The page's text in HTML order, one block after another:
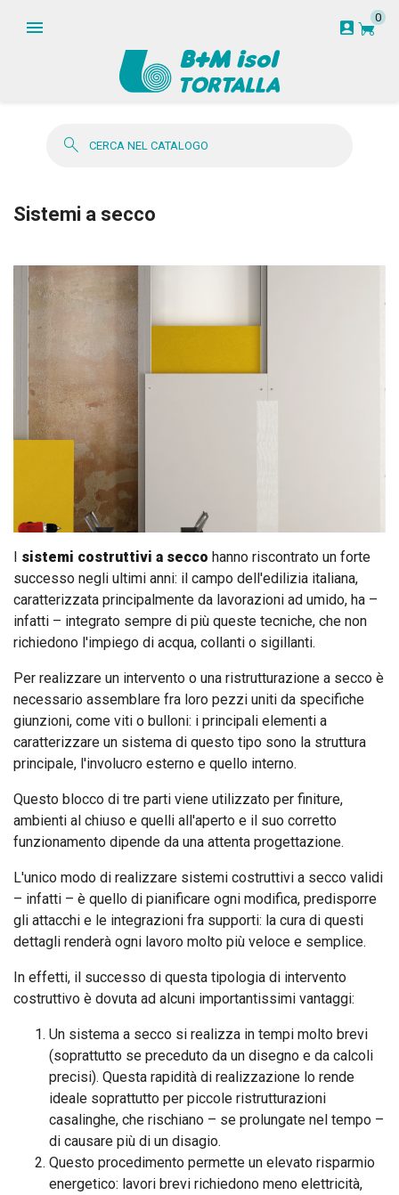
account_box garden_cart0
search
Sistemi a secco
I sistemi costruttivi a secco hanno riscontrato un forte
successo negli ultimi anni: il campo dell'edilizia italiana,
caratterizzata principalmente da lavorazioni ad umido, ha –
infatti – integrato sempre di più queste tecniche, che non
richiedono l'impiego di acqua, collanti o sigillanti.
Per realizzare un intervento o una ristrutturazione a secco è
necessario assemblare fra loro pezzi uniti da specifiche
giunzioni, come viti o bulloni: i principali elementi a
caratterizzare un sistema di questo tipo sono la struttura
principale, l'involucro esterno e quello interno.
Questo blocco di tre parti viene utilizzato per finiture,
ambienti al chiuso e quelli all'aperto e il suo corretto
funzionamento dipende da una attenta progettazione.
L'unico modo di realizzare sistemi costruttivi a secco validi
– infatti – è quello di pianificare ogni modifica, predisporre
gli attacchi e le integrazioni fra supporti: la cura di questi
dettagli renderà ogni lavoro molto più veloce e semplice.
In effetti, il successo di questa tipologia di intervento
costruttivo è dovuta ad alcuni importantissimi vantaggi:
Un sistema a secco si realizza in tempi molto brevi
(soprattutto se preceduto da un disegno e da calcoli
precisi). Questa rapidità di realizzazione lo rende
ideale soprattutto per piccole ristrutturazioni
casalinghe, che rischiano – se prolungate nel tempo –
di causare più di un disagio.
Questo procedimento permette un elevato risparmio
energetico: lavori brevi richiedono meno elettricità,